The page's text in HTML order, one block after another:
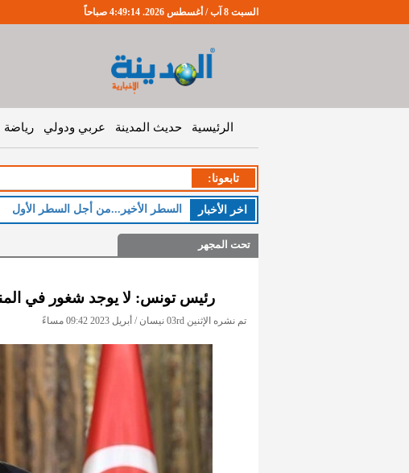
السبت 8 آب / أغسطس 2026. 4:49:15 صباحاً
الرئيسية حديث المدينة عربي ودولي رياضة
تابعونا:
اخر اﻷخبار
تحت المجهر
رئيس تونس: لا يوجد شغور في
تم نشره الإثنين 03rd نيسان / أبريل 2023 09:42 مساءً